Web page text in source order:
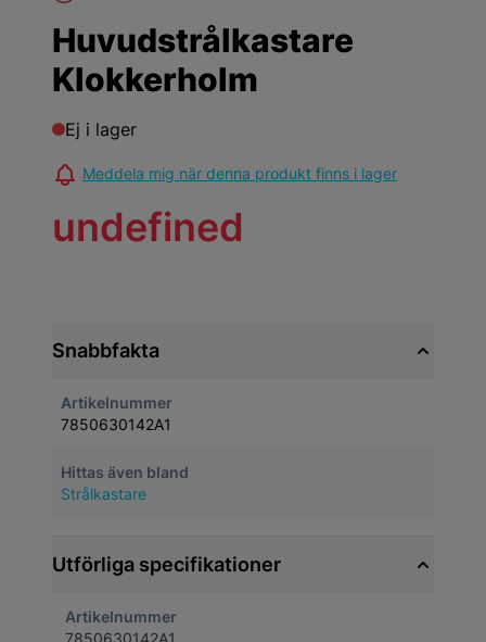
Huvudstrålkastare
Klokkerholm
Ej i lager
Meddela mig när denna produkt finns i lager
undefined
Snabbfakta
Artikelnummer
7850630142A1
Hittas även bland
Strålkastare
Utförliga specifikationer
Artikelnummer